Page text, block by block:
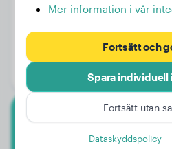
Vikt:
Akita
Mer information i vår
Fortsätt och
Spara individuell
Fortsätt utan
Dataskyddspolicy